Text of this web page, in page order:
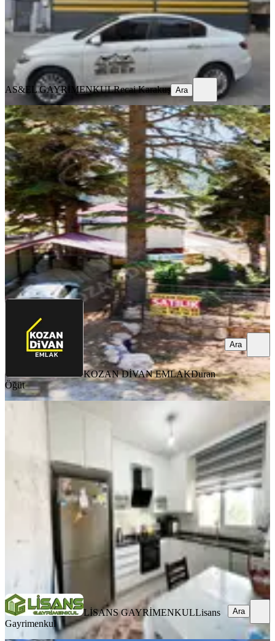
11.000.000 ₺
AS&EL GAYRİMENKULRecai Karakuş
Ara
AS&EL GAYRİMENKULRecai Karakuş Ara
BALKONLU
Kozan Divan Emlak'tan Göllerde Tek
Tapu Müstakil Ev
Kozan, Akçalıuşağı Mahallesi
2+1·95 m²· 03.08.2026
3.300.000 ₺
KOZAN DİVAN EMLAKDuran Öğüt
Ara
KOZAN DİVAN EMLAKDuran
Öğüt
Ara
Şakirpaşa'da Karakol Civarı 2,5 Katlı
Uygun Fiyatlı Satılık Müstakil Ev
Seyhan, Uçak Mahallesi
2+1·128 m² 03.08.2026
4.500.000 ₺
LİSANS GAYRİMENKULLisans Gayrimenkul
LİSANS GAYRİMENKULLisans
Gayrimenkul
Ara